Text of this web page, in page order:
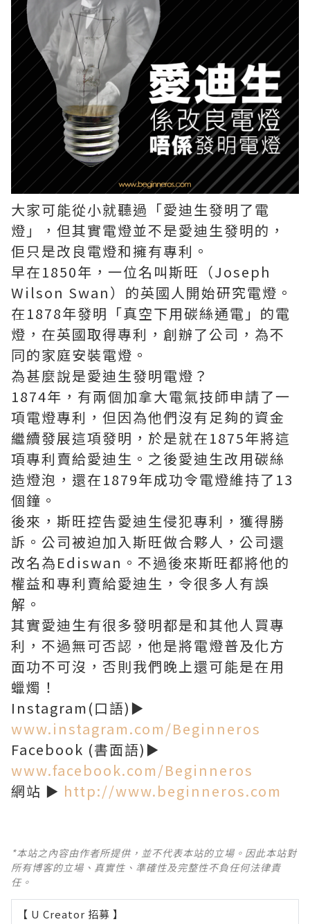
大家可能從小就聽過「愛迪生發明了電
燈」，但其實電燈並不是愛迪生發明的，
佢只是改良電燈和擁有專利。
早在1850年，一位名叫斯旺（Joseph
Wilson Swan）的英國人開始研究電燈。
在1878年發明「真空下用碳絲通電」的電
燈，在英國取得專利，創辦了公司，為不
同的家庭安裝電燈。
為甚麼說是愛迪生發明電燈？
1874年，有兩個加拿大電氣技師申請了一
項電燈專利，但因為他們沒有足夠的資金
繼續發展這項發明，於是就在1875年將這
項專利賣給愛迪生。之後愛迪生改用碳絲
造燈泡，還在1879年成功令電燈維持了13
個鐘。
後來，斯旺控告愛迪生侵犯專利，獲得勝
訴。公司被迫加入斯旺做合夥人，公司還
改名為Ediswan。不過後來斯旺都將他的
權益和專利賣給愛迪生，令很多人有誤
解。
其實愛迪生有很多發明都是和其他人買專
利，不過無可否認，他是將電燈普及化方
面功不可沒，否則我們晚上還可能是在用
蠟燭！
Instagram(口語)►
www.instagram.com/Beginneros
Facebook (書面語)►
www.facebook.com/Beginneros
網站 ► http://www.beginneros.com
*本站之內容由作者所提供，並不代表本站的立場。因此本站對
所有博客的立場、真實性、準確性及完整性不負任何法律責
任。
【 U Creator 招募 】